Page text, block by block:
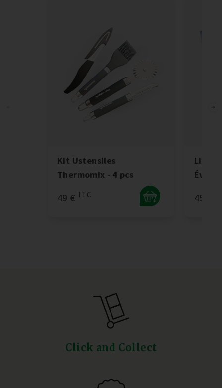
Kit Ustensiles
Thermomix - 4 pcs
49 € TTC
+
Livre
45 €
Click and Collect